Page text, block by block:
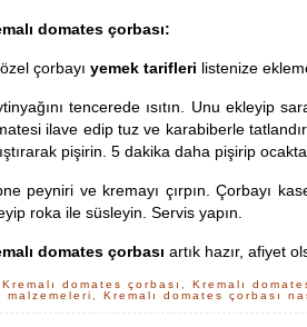
domates çorbası:
çorbayı yemek tarifleri listenize
tencerede ısıtın. Unu ekleyip
ilave edip tuz ve karabiberle
pişirin. 5 dakika daha pişirip
peyniri ve kremayı çırpın. Çorbayı
roka ile süsleyin. Servis yapın.
domates çorbası artık hazır, afiyet
Kremalı domates çorbası Kremalı
malzemeleri
Kremalı domates çorbası